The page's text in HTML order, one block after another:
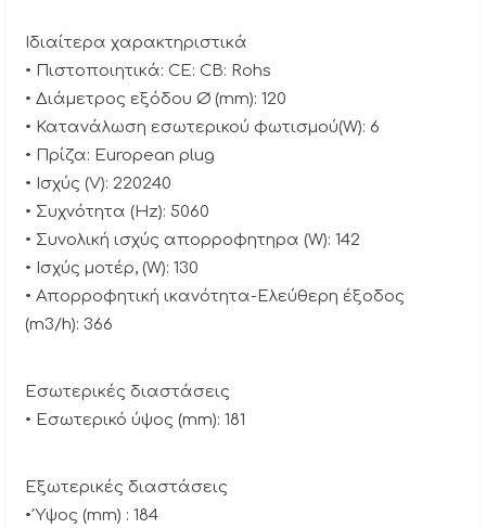
Ιδιαίτερα χαρακτηριστικά
• Πιστοποιητικά: CE: CB: Rohs
• Διάμετρος εξόδου Ø (mm): 120
• Κατανάλωση εσωτερικού φωτισμού(W): 6
• Πρίζα: European plug
• Ισχύς (V): 220240
• Συχνότητα (Hz): 5060
• Συνολική ισχύς απορροφητηρα (W): 142
• Ισχύς μοτέρ, (W): 130
• Απορροφητική ικανότητα-Ελεύθερη έξοδος
(m3/h): 366
Εσωτερικές διαστάσεις
• Εσωτερικό ύψος (mm): 181
Εξωτερικές διαστάσεις
• Ύψος (mm) : 184